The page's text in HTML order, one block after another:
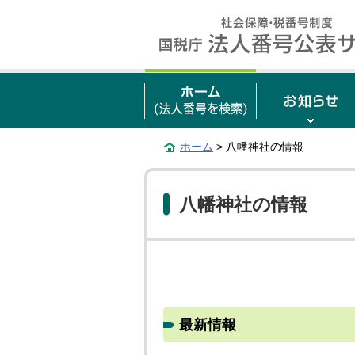
ホーム > 八幡神社の情報
八幡神社の情報
最新情報